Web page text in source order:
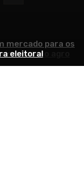
para o agro
mercado para os
eleitoral